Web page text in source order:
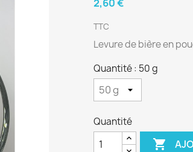
2,60 €
TTC
Levure de bière en
Quantité : 50 g
Quantité
